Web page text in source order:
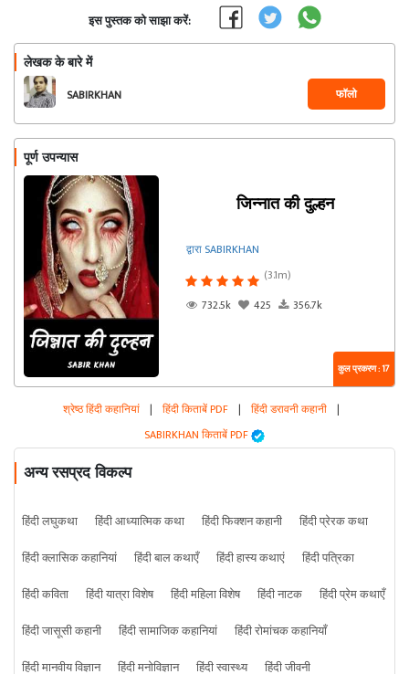
इस पुस्तक को साझा करें:
लेखक के बारे में
SABIRKHAN फॉलो
पूर्ण उपन्यास
जिन्नात की दुल्हन
द्वारा SABIRKHAN
(3.1m)
732.5k
425 356.7k
कुल प्रकरण : 17
श्रेष्ठ हिंदी कहानियां | हिंदी किताबें PDF | हिंदी डरावनी कहानी |
SABIRKHAN किताबें PDF
अन्य रसप्रद विकल्प
हिंदी लघुकथा हिंदी आध्यात्मिक कथा हिंदी फिक्शन कहानी
हिंदी प्रेरक कथा
हिंदी क्लासिक कहानियां
हिंदी बाल कथाएँ हिंदी हास्य कथाएं
हिंदी पत्रिका
हिंदी कविता
हिंदी यात्रा विशेष हिंदी महिला विशेष हिंदी नाटक
हिंदी प्रेम कथाएँ
हिंदी जासूसी कहानी
हिंदी सामाजिक कहानियां
हिंदी रोमांचक कहानियाँ
हिंदी मानवीय विज्ञान
हिंदी मनोविज्ञान हिंदी स्वास्थ्य हिंदी जीवनी